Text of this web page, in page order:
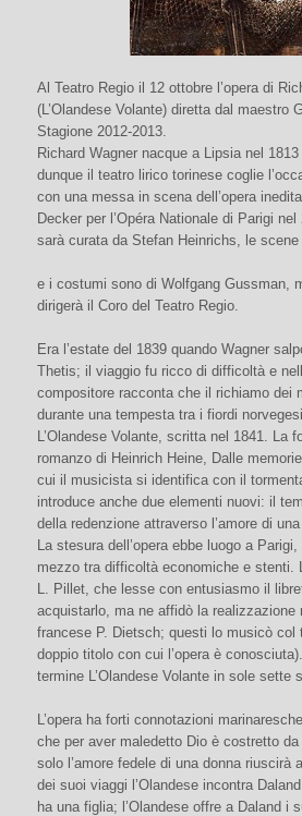
Al Teatro Regio il 12 ottobre l’opera di
(L’Olandese Volante) diretta dal maestro
Stagione 2012-2013.
Richard Wagner nacque a Lipsia nel
dunque il teatro lirico torinese coglie
con una messa in scena dell’opera
Decker per l’Opéra Nationale di Parigi
sarà curata da Stefan Heinrichs, le scene
e i costumi sono di Wolfgang Gussman,
dirigerà il Coro del Teatro Regio.
Era l’estate del 1839 quando Wagner
Thetis; il viaggio fu ricco di difficoltà e
compositore racconta che il richiamo dei
durante una tempesta tra i fiordi
L’Olandese Volante, scritta nel 1841. La
romanzo di Heinrich Heine, Dalle
cui il musicista si identifica con il
introduce anche due elementi nuovi: il
della redenzione attraverso l’amore di
La stesura dell’opera ebbe luogo a
mezzo tra difficoltà economiche e stenti.
L. Pillet, che lesse con entusiasmo il
acquistarlo, ma ne affidò la
francese P. Dietsch; questi lo musicò
doppio titolo con cui l’opera è
termine L’Olandese Volante in sole sette
L’opera ha forti connotazioni
che per aver maledetto Dio è costretto
solo l’amore fedele di una donna
dei suoi viaggi l’Olandese incontra
ha una figlia; l’Olandese offre a Daland i